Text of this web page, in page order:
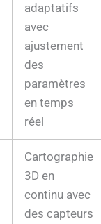
adaptatifs
avec
ajustement
des
paramètres
en temps
réel
Cartographie
3D en
continu avec
des capteurs